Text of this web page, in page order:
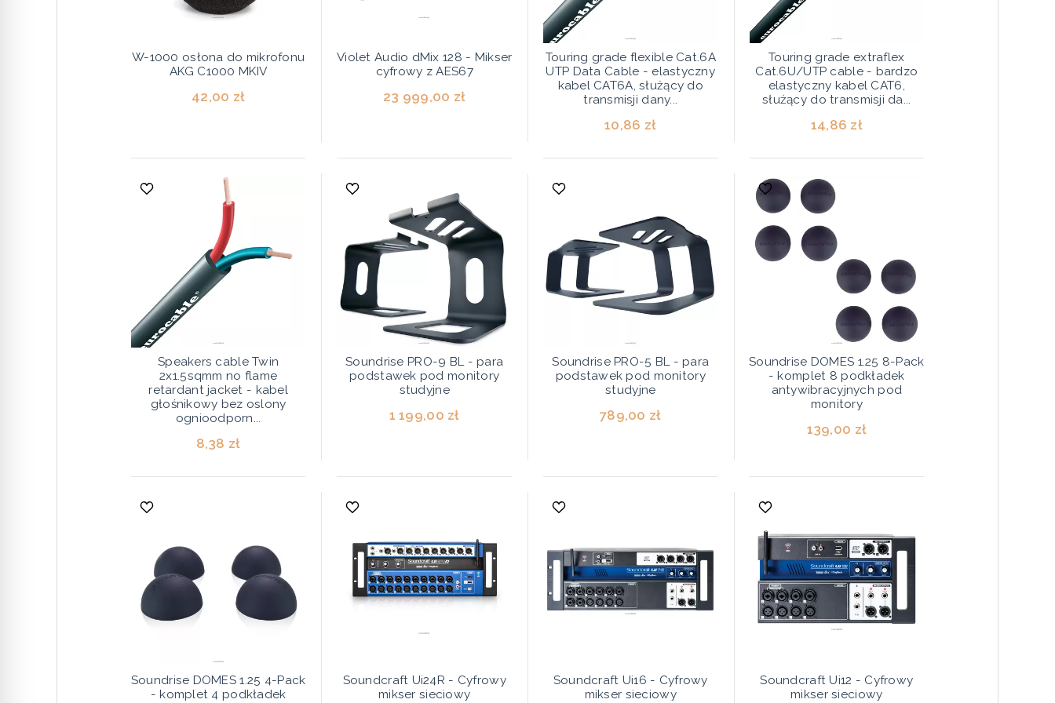
W-1000 osłona do mikrofonu
AKG C1000 MKIV
42,00 zł
Violet Audio dMix 128 - Mikser
cyfrowy z AES67
23 999,00 zł
Touring grade flexible Cat.6A
UTP Data Cable - elastyczny
kabel CAT6A, służący do
transmisji dany...
10,86 zł
Touring grade extraflex
Cat.6U/UTP cable - bardzo
elastyczny kabel CAT6,
służący do transmisji da...
14,86 zł
Speakers cable Twin
2x1.5sqmm no flame
retardant jacket - kabel
głośnikowy bez oslony
ognioodporn...
8,38 zł
Soundrise PRO-9 BL - para
podstawek pod monitory
studyjne
1 199,00 zł
Soundrise PRO-5 BL - para
podstawek pod monitory
studyjne
789,00 zł
Soundrise DOMES 1.25 8-Pack
- komplet 8 podkładek
antywibracyjnych pod
monitory
139,00 zł
Soundrise DOMES 1.25 4-Pack
- komplet 4 podkładek
Soundcraft Ui24R - Cyfrowy
mikser sieciowy
Soundcraft Ui16 - Cyfrowy
mikser sieciowy
Soundcraft Ui12 - Cyfrowy
mikser sieciowy